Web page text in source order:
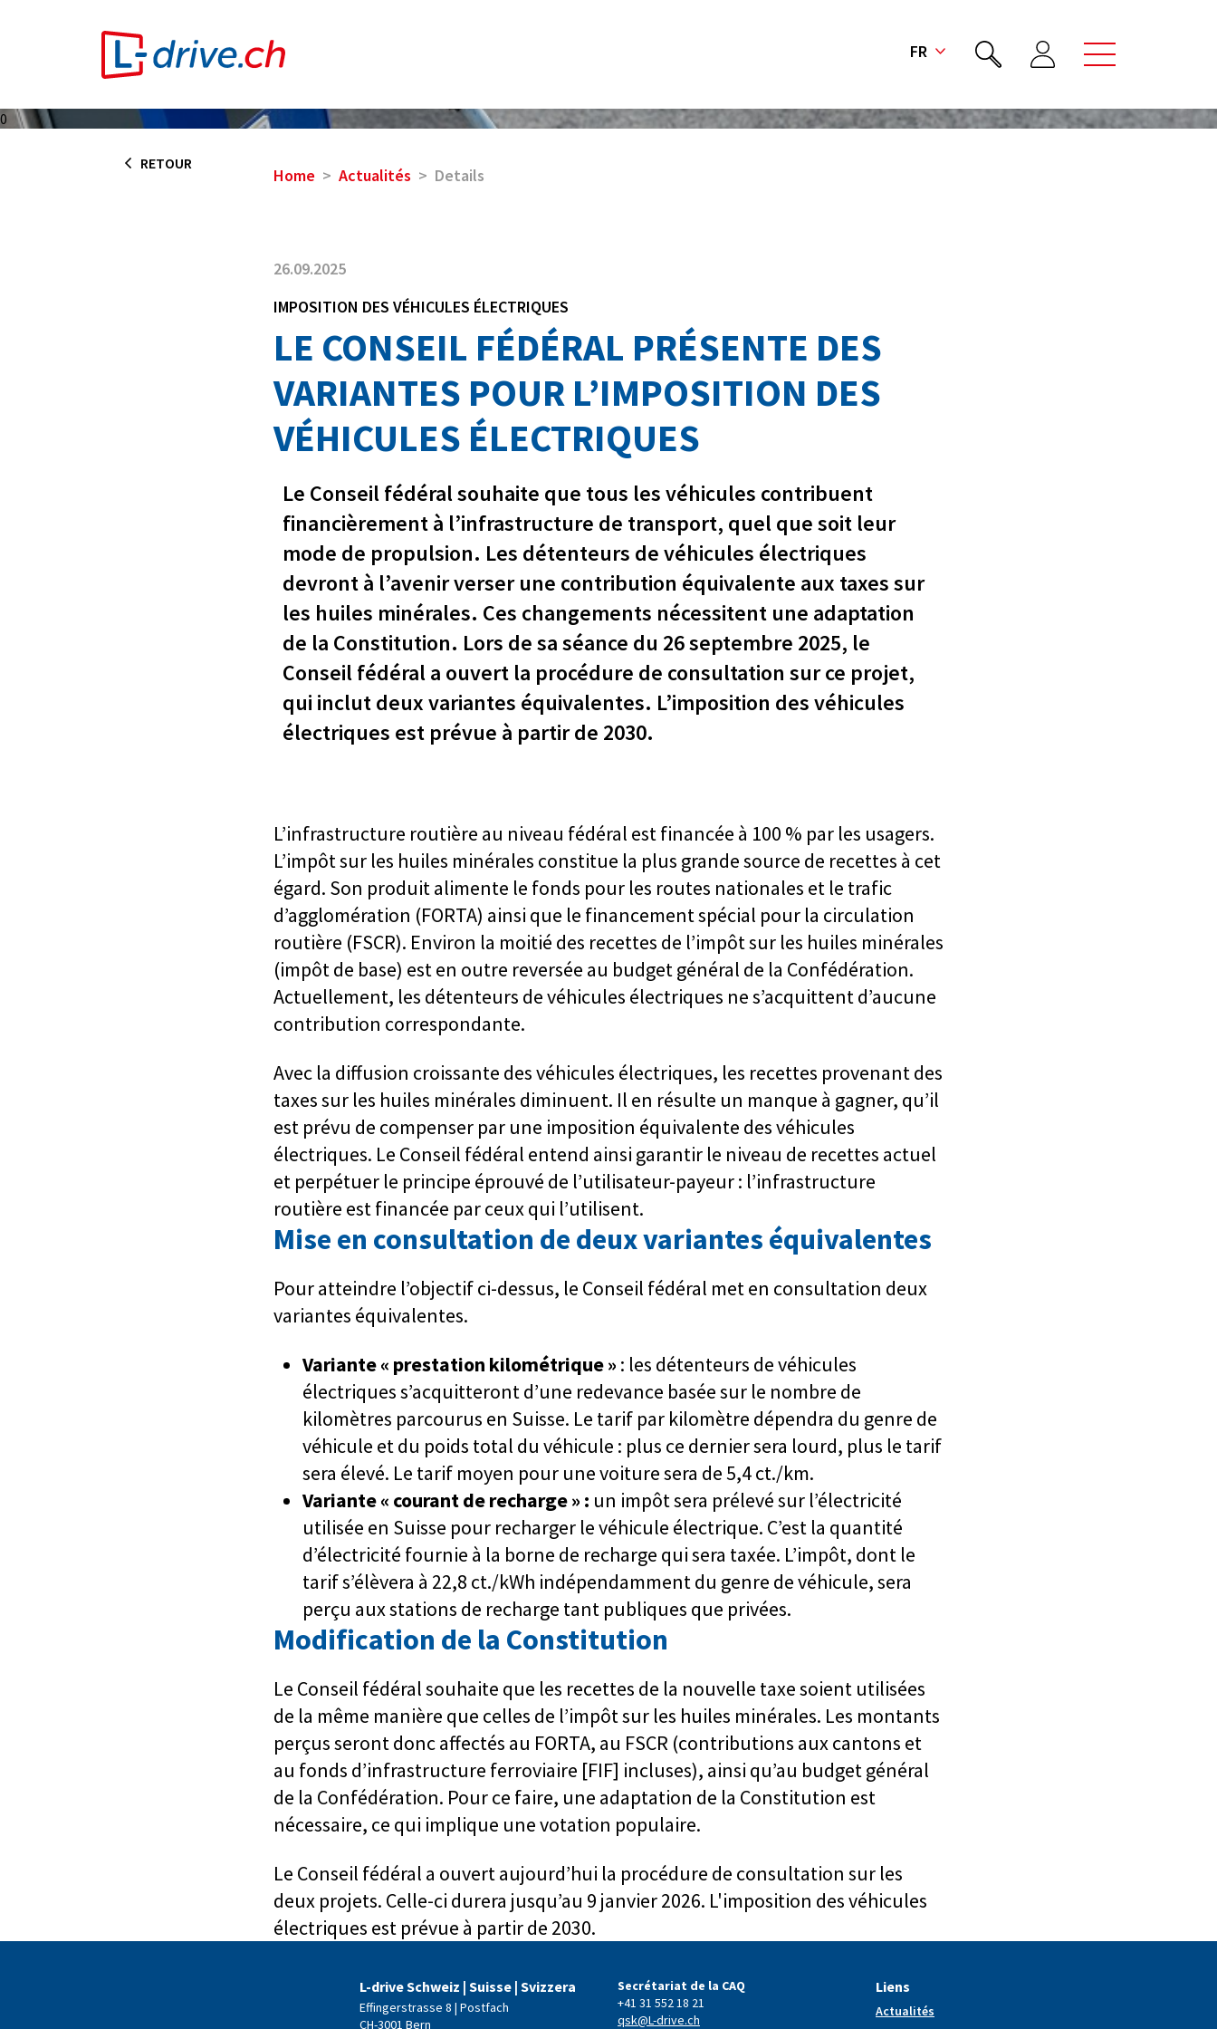
FR
RETOUR
0
Home Actualités Details
26.09.2025
IMPOSITION DES VÉHICULES ÉLECTRIQUES
LE CONSEIL FÉDÉRAL PRÉSENTE DES
VARIANTES POUR L’IMPOSITION DES
VÉHICULES ÉLECTRIQUES
Le Conseil fédéral souhaite que tous les véhicules contribuent
financièrement à l’infrastructure de transport, quel que soit leur
mode de propulsion. Les détenteurs de véhicules électriques
devront à l’avenir verser une contribution équivalente aux taxes sur
les huiles minérales. Ces changements nécessitent une adaptation
de la Constitution. Lors de sa séance du 26 septembre 2025, le
Conseil fédéral a ouvert la procédure de consultation sur ce projet,
qui inclut deux variantes équivalentes. L’imposition des véhicules
électriques est prévue à partir de 2030.
L’infrastructure routière au niveau fédéral est financée à 100 % par les usagers.
L’impôt sur les huiles minérales constitue la plus grande source de recettes à cet
égard. Son produit alimente le fonds pour les routes nationales et le trafic
d’agglomération (FORTA) ainsi que le financement spécial pour la circulation
routière (FSCR). Environ la moitié des recettes de l’impôt sur les huiles minérales
(impôt de base) est en outre reversée au budget général de la Confédération.
Actuellement, les détenteurs de véhicules électriques ne s’acquittent d’aucune
contribution correspondante.
Avec la diffusion croissante des véhicules électriques, les recettes provenant des
taxes sur les huiles minérales diminuent. Il en résulte un manque à gagner, qu’il
est prévu de compenser par une imposition équivalente des véhicules
électriques. Le Conseil fédéral entend ainsi garantir le niveau de recettes actuel
et perpétuer le principe éprouvé de l’utilisateur-payeur : l’infrastructure
routière est financée par ceux qui l’utilisent.
Mise en consultation de deux variantes équivalentes
Pour atteindre l’objectif ci-dessus, le Conseil fédéral met en consultation deux
variantes équivalentes.
Variante « prestation kilométrique » : les détenteurs de véhicules
électriques s’acquitteront d’une redevance basée sur le nombre de
kilomètres parcourus en Suisse. Le tarif par kilomètre dépendra du genre de
véhicule et du poids total du véhicule : plus ce dernier sera lourd, plus le tarif
sera élevé. Le tarif moyen pour une voiture sera de 5,4 ct./km.
Variante « courant de recharge » : un impôt sera prélevé sur l’électricité
utilisée en Suisse pour recharger le véhicule électrique. C’est la quantité
d’électricité fournie à la borne de recharge qui sera taxée. L’impôt, dont le
tarif s’élèvera à 22,8 ct./kWh indépendamment du genre de véhicule, sera
perçu aux stations de recharge tant publiques que privées.
Modification de la Constitution
Le Conseil fédéral souhaite que les recettes de la nouvelle taxe soient utilisées
de la même manière que celles de l’impôt sur les huiles minérales. Les montants
perçus seront donc affectés au FORTA, au FSCR (contributions aux cantons et
au fonds d’infrastructure ferroviaire [FIF] incluses), ainsi qu’au budget général
de la Confédération. Pour ce faire, une adaptation de la Constitution est
nécessaire, ce qui implique une votation populaire.
Le Conseil fédéral a ouvert aujourd’hui la procédure de consultation sur les
deux projets. Celle-ci durera jusqu’au 9 janvier 2026. L'imposition des véhicules
électriques est prévue à partir de 2030.
L-drive Schweiz | Suisse | Svizzera
Effingerstrasse 8 | Postfach
CH-3001 Bern
Secrétariat de la CAQ
+41 31 552 18 21
qsk@L-drive.ch
Liens
Actualités